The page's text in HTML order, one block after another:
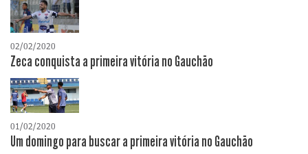
02/02/2020
Zeca conquista a primeira vitória no Gauchão
01/02/2020
Um domingo para buscar a primeira vitória no Gauchão